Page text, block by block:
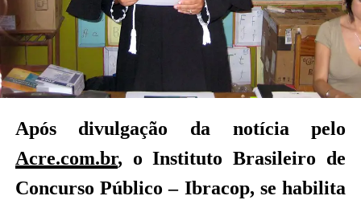
Após divulgação da notícia pelo
Acre.com.br, o Instituto Brasileiro de
Concurso Público – Ibracop, se habilita